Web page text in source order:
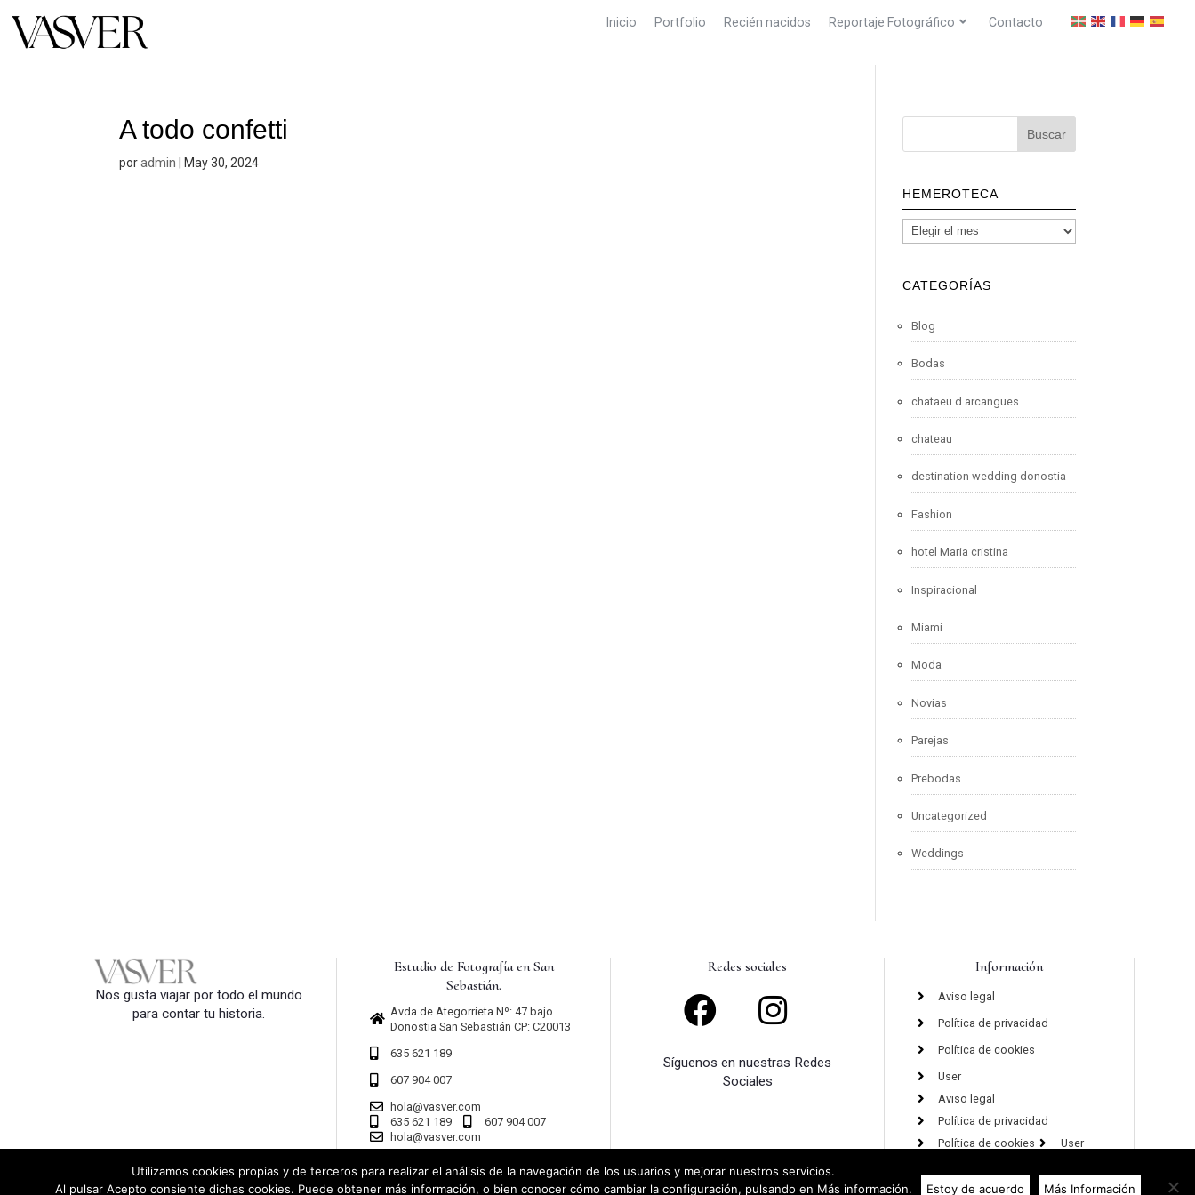
Inicio Portfolio Recién nacidos Reportaje Fotográfico Contacto
A todo confetti
poradmin May 30, 2024
HEMEROTECA
CATEGORÍAS
Blog
Bodas
chataeu d arcangues
chateau
destination wedding donostia
Fashion
hotel Maria cristina
Inspiracional
Miami
Moda
Novias
Parejas
Prebodas
Uncategorized
Weddings
Nos gusta viajar por todo el mundo
para contar tu historia.
Estudio de Fotografía en San
Sebastián.
Avda de Ategorrieta Nº: 47 bajo
Donostia San Sebastián CP: C20013
635 621 189
607 904 007
hola@vasver.com
635 621 189
607 904 007
hola@vasver.com
Redes sociales
Síguenos en nuestras Redes
Sociales
Información
Aviso legal
Política de privacidad
Política de cookies
User
Aviso legal
Política de privacidad
Política de cookies
User
Utilizamos cookies propias y de terceros para realizar el análisis de la navegación de los usuarios y mejorar nuestros servicios.
Al pulsar Acepto consiente dichas cookies. Puede obtener más información, o bien conocer cómo cambiar la configuración, pulsando en Más información.
Estoy de acuerdo Más Información